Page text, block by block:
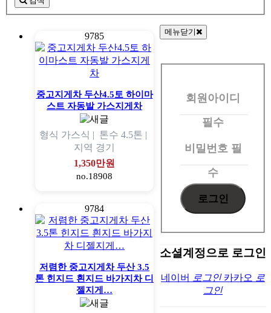
9785
중고지게차 두산4.5토 하이마
스트 자동발 가스지게차
형식 가스식 | 톤수 4.5톤 |
지역 경기
1,350만원
no.18908
9784
저렴한 중고지게차 두산 3.5
톤 힌지드 흰지드 바가지차 디
젤지게…
메뉴닫기
회
회원아이디
필수
비밀번호 필
수
소셜계정으로 로그인
네이버 로그인 카카오 로
그인